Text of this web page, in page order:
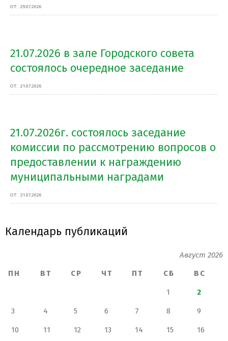
ОТ: 29.07.2026
21.07.2026 в зале Городского совета
состоялось очередное заседание
ОТ: 21.07.2026
21.07.2026г. состоялось заседание
комиссии по рассмотрению вопросов о
предоставлении к награждению
муниципальными наградами
ОТ: 21.07.2026
Календарь публикаций
Август 2026
ПН
ВТ СР ЧТ ПТ СБ ВС
1 2
3 4 5 6 7 8 9
10 11 12 13 14 15 16